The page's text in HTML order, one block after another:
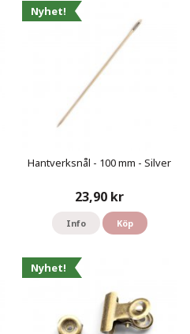
Nyhet!
Hantverksnål - 100 mm - Silver
23,90 kr
Info Köp
Nyhet!